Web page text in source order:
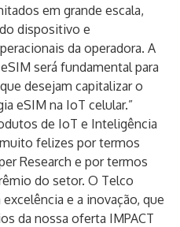
em grande escala,
dispositivo e
da operadora. A
será fundamental para
desejam capitalizar o
eSIM na IoT celular.”
de IoT e Inteligência
felizes por termos
Research e por termos
do setor. O Telco
e a inovação, que
da nossa oferta IMPACT